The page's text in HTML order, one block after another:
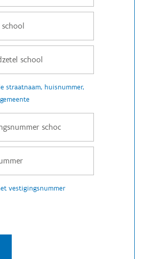
straatnaam, huisnummer,
vestigingsnummer